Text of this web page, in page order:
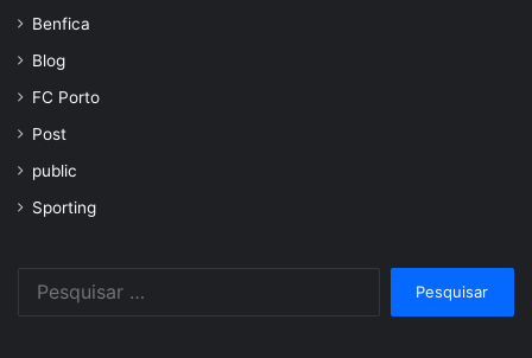
Benfica
Blog
FC Porto
Post
public
Sporting